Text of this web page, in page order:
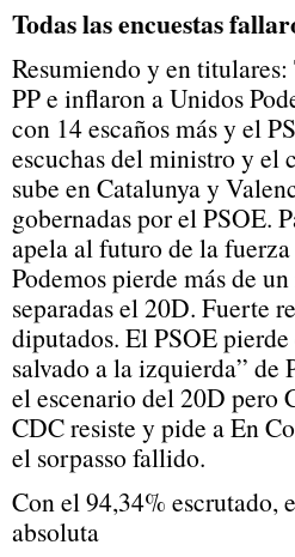
Todas las encuestas
Resumiendo y en
PP e inflaron a Unidos
con 14 escaños más y el
escuchas del ministro y el
sube en Catalunya y
gobernadas por el PSOE.
apela al futuro de la
Podemos pierde más de
separadas el 20D. Fuerte
diputados. El PSOE
salvado a la izquierda” de
el escenario del 20D pero
CDC resiste y pide a En
el sorpasso fallido.
Con el 94,34% escrutado,
absoluta